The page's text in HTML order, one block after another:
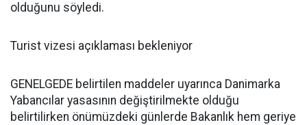
olduğunu söyledi.
Turist vizesi açıklaması bekleniyor
GENELGEDE belirtilen maddeler uyarınca Danimarka
Yabancılar yasasının değiştirilmekte olduğu
belirtilirken önümüzdeki günlerde Bakanlık hem geriye